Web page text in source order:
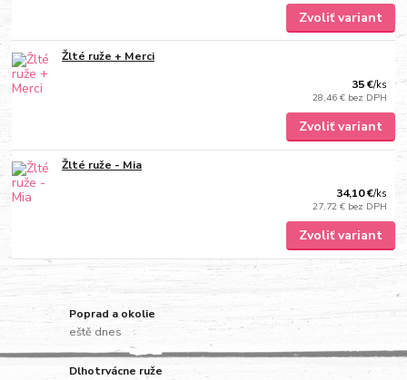
Zvoliť variant
Žlté ruže + Merci
35 €/ks
28,46 € bez DPH
Zvoliť variant
Žlté ruže - Mia
34,10 €/ks
27,72 € bez DPH
Zvoliť variant
Poprad a okolie
eště dnes
Dlhotrvácne ruže